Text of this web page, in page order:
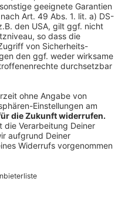
und Klimatisierung
lief das System
schon erfolgreich auf
hat das Startup für
geben vor, wie man
und Landwirte soll
werden. Stallgrün
unterstützt
Materialbeschaffung
soll aus
zusätzliches